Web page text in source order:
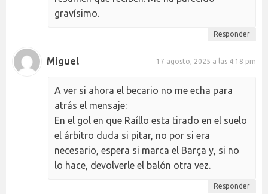
gravísimo.
Responder
Miguel 17 agosto, 2025 a las 4:18 pm
A ver si ahora el becario no me echa para
atrás el mensaje:
En el gol en que Raíllo esta tirado en el suelo
el árbitro duda si pitar, no por si era
necesario, espera si marca el Barça y, si no
lo hace, devolverle el balón otra vez.
Responder